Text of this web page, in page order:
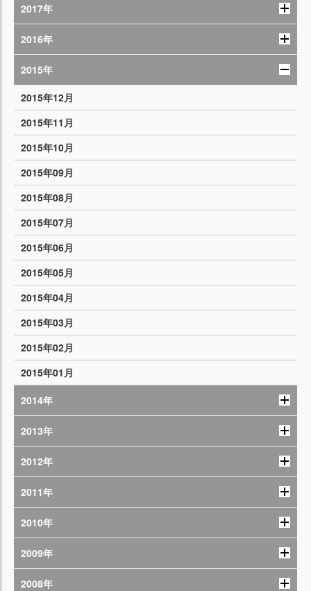
2017年
2016年
2015年
2015年12月
2015年11月
2015年10月
2015年09月
2015年08月
2015年07月
2015年06月
2015年05月
2015年04月
2015年03月
2015年02月
2015年01月
2014年
2013年
2012年
2011年
2010年
2009年
2008年